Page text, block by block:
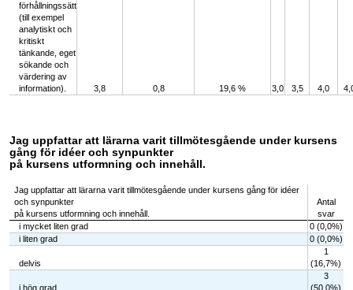
förhållningssätt
(till exempel
analytiskt och
kritiskt
tänkande, eget
sökande och
värdering av
information).
3,8 0,8 19,6 % 3,0 3,5 4,0
Jag uppfattar att lärarna varit tillmötesgående under kursens
gång för idéer och synpunkter
på kursens utformning och innehåll.
Jag uppfattar att lärarna varit tillmötesgående under kursens gång för idéer
och synpunkter
på kursens utformning och innehåll.
Antal
svar
i mycket liten grad
0 (0,0%)
i liten grad
0 (0,0%)
delvis
1
(16,7%)
i hög grad
3
(50,0%)